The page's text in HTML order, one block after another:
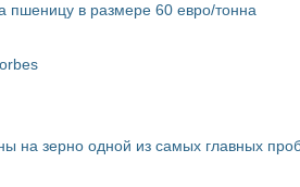
пшеницу в размере 60 евро/тонна
на зерно одной из самых главных